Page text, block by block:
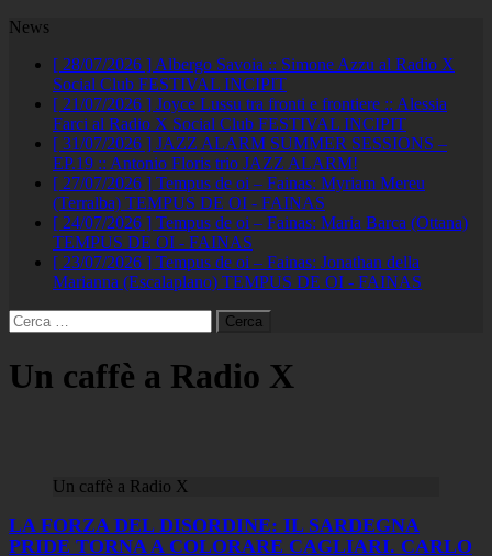
News
[ 28/07/2026 ] Albergo Savoia :: Simone Azzu al Radio X
Social Club FESTIVAL INCIPIT
[ 21/07/2026 ] Joyce Lussu tra fronti e frontiere :: Alessia
Farci al Radio X Social Club FESTIVAL INCIPIT
[ 31/07/2026 ] JAZZ ALARM SUMMER SESSIONS –
EP.19 :: Antonio Floris trio JAZZ ALARM!
[ 27/07/2026 ] Tempus de oi – Fainas: Myriam Mereu
(Terralba) TEMPUS DE OI - FAINAS
[ 24/07/2026 ] Tempus de oi – Fainas: Maria Barca (Ottana)
TEMPUS DE OI - FAINAS
[ 23/07/2026 ] Tempus de oi – Fainas: Jonathan della
Marianna (Escalaplano) TEMPUS DE OI - FAINAS
Ricerca
per:
Un caffè a Radio X
Un caffè a Radio X
LA FORZA DEL DISORDINE: IL SARDEGNA
PRIDE TORNA A COLORARE CAGLIARI. CARLO